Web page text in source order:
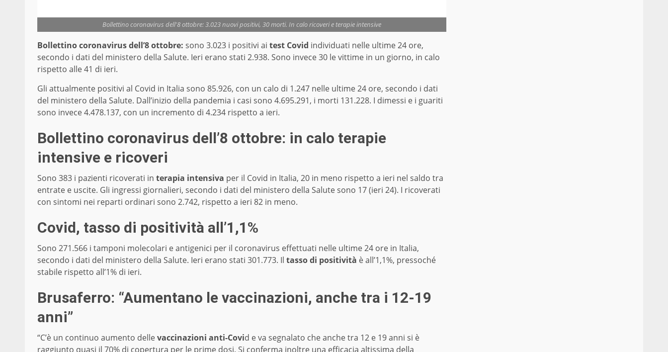
Bollettino coronavirus dell'8 ottobre: 3.023 nuovi positivi, 30 morti. In calo ricoveri e terapie intensive
Bollettino coronavirus dell’8 ottobre: sono 3.023 i positivi ai test Covid individuati nelle ultime 24 ore,
secondo i dati del ministero della Salute. Ieri erano stati 2.938. Sono invece 30 le vittime in un giorno, in calo
rispetto alle 41 di ieri.
Gli attualmente positivi al Covid in Italia sono 85.926, con un calo di 1.247 nelle ultime 24 ore, secondo i dati
del ministero della Salute. Dall’inizio della pandemia i casi sono 4.695.291, i morti 131.228. I dimessi e i guariti
sono invece 4.478.137, con un incremento di 4.234 rispetto a ieri.
Bollettino coronavirus dell’8 ottobre: in calo terapie
intensive e ricoveri
Sono 383 i pazienti ricoverati in terapia intensiva per il Covid in Italia, 20 in meno rispetto a ieri nel saldo tra
entrate e uscite. Gli ingressi giornalieri, secondo i dati del ministero della Salute sono 17 (ieri 24). I ricoverati
con sintomi nei reparti ordinari sono 2.742, rispetto a ieri 82 in meno.
Covid, tasso di positività all’1,1%
Sono 271.566 i tamponi molecolari e antigenici per il coronavirus effettuati nelle ultime 24 ore in Italia,
secondo i dati del ministero della Salute. Ieri erano stati 301.773. Il tasso di positività è all’1,1%, pressoché
stabile rispetto all’1% di ieri.
Brusaferro: “Aumentano le vaccinazioni, anche tra i 12-19
anni”
“C’è un continuo aumento dellevaccinazioni anti-Covid e va segnalato che anche tra 12 e 19 anni si è
raggiunto quasi il 70% di copertura per le prime dosi. Si conferma inoltre una efficacia altissima della